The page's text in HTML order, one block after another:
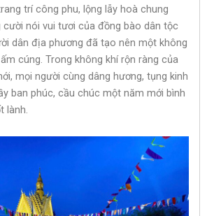
trí công phu, lộng lẫy hoà chung
cười nói vui tươi của đồng bào dân tộc
dân địa phương đã tạo nên một không
cúng. Trong không khí rộn ràng của
mọi người cùng dâng hương, tụng kinh
ban phúc, cầu chúc một năm mới bình
lành.